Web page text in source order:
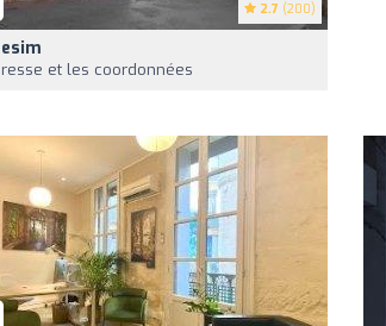
2.7 (200)
et les coordonnées